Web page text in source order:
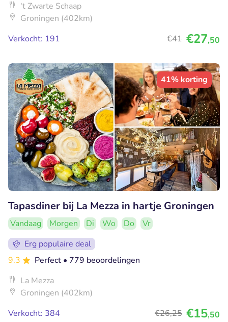
't Zwarte Schaap
Groningen (402km)
Verkocht: 191
€41 €27,50
41% korting
Tapasdiner bij La Mezza in hartje Groningen
Vandaag Morgen Di Wo Do
Vr
Erg populaire deal
9.3
Perfect • 779 beoordelingen
La Mezza
Groningen (402km)
Verkocht: 384
€26,25 €15,50